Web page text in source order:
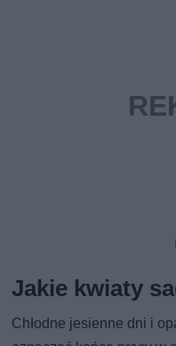
Jakie kwiaty
Chłodne jesienne dni i